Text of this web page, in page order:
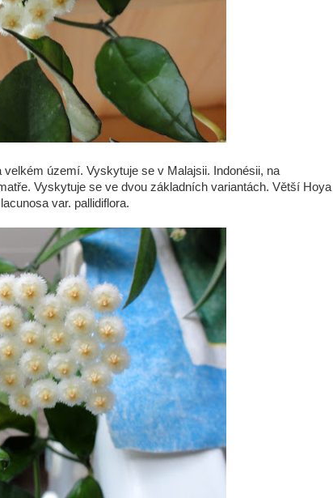
území. Vyskytuje se v Malajsii. Indonésii, na
Vyskytuje se ve dvou základních variantách. Větší Hoya
var. pallidiflora.